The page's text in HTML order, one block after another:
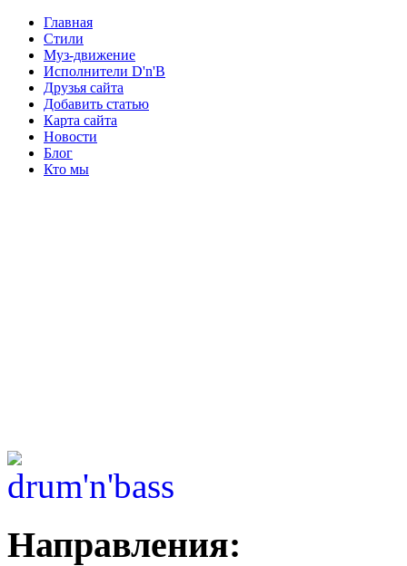
Главная
Стили
Муз-движение
Исполнители D'n'B
Друзья сайта
Добавить статью
Карта сайта
Новости
Блог
Кто мы
Направления: